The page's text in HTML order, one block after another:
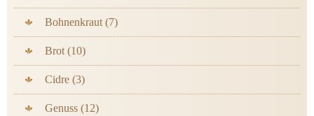
Bohnenkraut (7)
Brot (10)
Cidre (3)
Genuss (12)